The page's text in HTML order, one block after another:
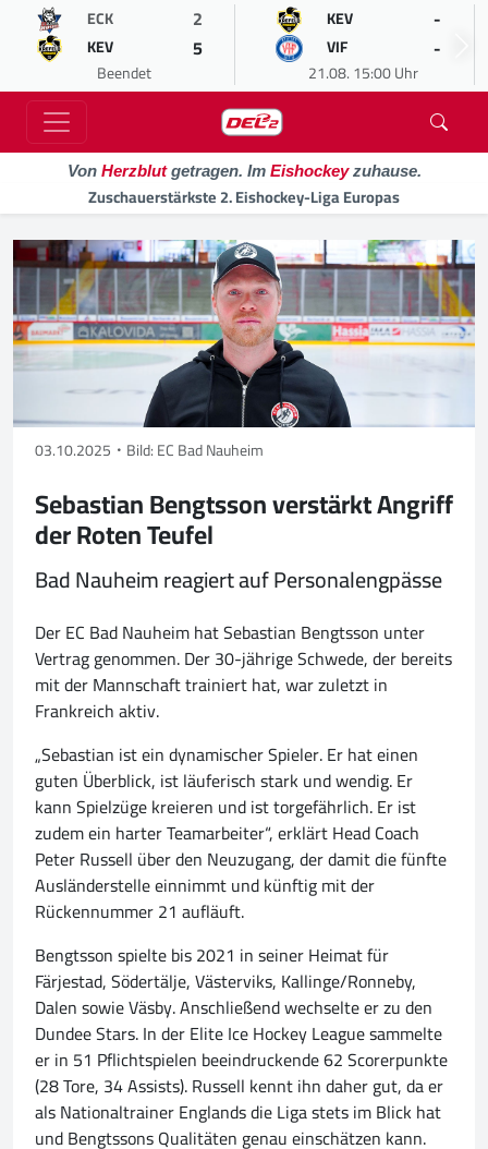
ECK 2
KEV 5
Beendet
KEV -
VIF -
21.08. 15:00 Uhr
Von Herzblutgetragen. Im Eishockeyzuhause.
Zuschauerstärkste 2. Eishockey-Liga Europas
03.10.2025 Bild: EC Bad Nauheim
Sebastian Bengtsson verstärkt Angriff
der Roten Teufel
Bad Nauheim reagiert auf Personalengpässe
Der EC Bad Nauheim hat Sebastian Bengtsson unter
Vertrag genommen. Der 30-jährige Schwede, der bereits
mit der Mannschaft trainiert hat, war zuletzt in
Frankreich aktiv.
„Sebastian ist ein dynamischer Spieler. Er hat einen
guten Überblick, ist läuferisch stark und wendig. Er
kann Spielzüge kreieren und ist torgefährlich. Er ist
zudem ein harter Teamarbeiter“, erklärt Head Coach
Peter Russell über den Neuzugang, der damit die fünfte
Ausländerstelle einnimmt und künftig mit der
Rückennummer 21 aufläuft.
Bengtsson spielte bis 2021 in seiner Heimat für
Färjestad, Södertälje, Västerviks, Kallinge/Ronneby,
Dalen sowie Väsby. Anschließend wechselte er zu den
Dundee Stars. In der Elite Ice Hockey League sammelte
er in 51 Pflichtspielen beeindruckende 62 Scorerpunkte
(28 Tore, 34 Assists). Russell kennt ihn daher gut, da er
als Nationaltrainer Englands die Liga stets im Blick hat
und Bengtssons Qualitäten genau einschätzen kann.